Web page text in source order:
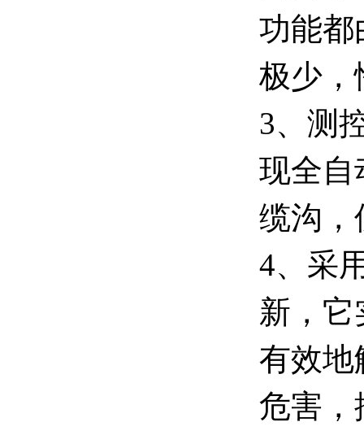
功能都
极少，
3、测
现全自
缆沟，
4、采
新，
有效地
危害，